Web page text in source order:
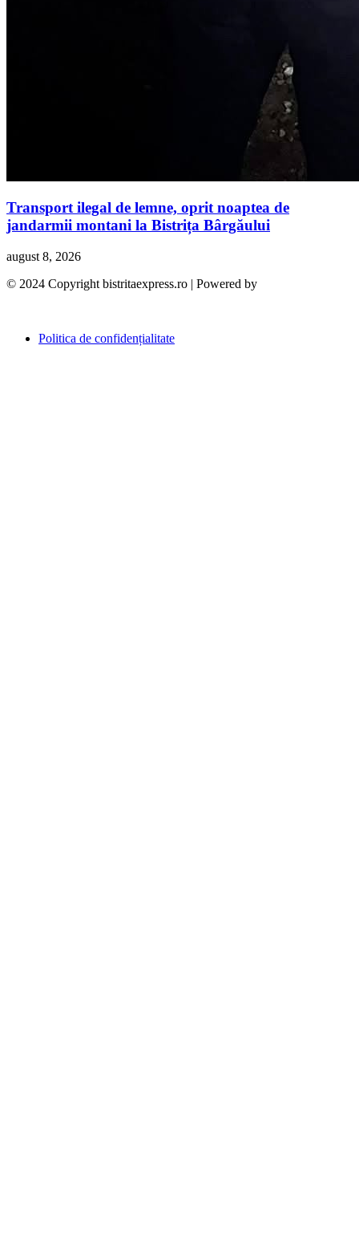
Transport ilegal de lemne, oprit noaptea de
jandarmii montani la Bistrița Bârgăului
august 8, 2026
© 2024 Copyright bistritaexpress.ro | Powered by
Politica de confidențialitate